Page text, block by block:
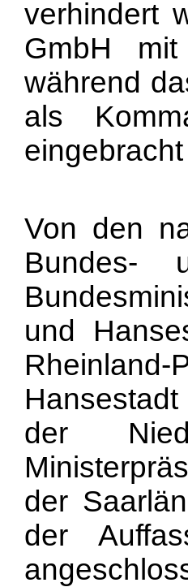
verhindert
GmbH
während
als
Von den
Bundes-
und
der
der
der